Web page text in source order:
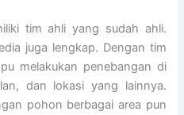
tim ahli yang sudah ahli.
juga lengkap. Dengan tim
melakukan penebangan di
dan lokasi yang lainnya.
pohon berbagai area pun